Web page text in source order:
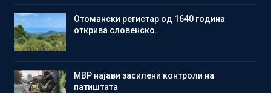
Отомански регистар од 1640 година
открива словенско…
МВР најави засилени контроли на
патиштата